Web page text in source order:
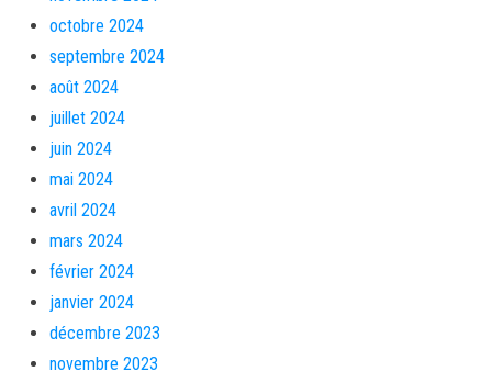
octobre 2024
septembre 2024
août 2024
juillet 2024
juin 2024
mai 2024
avril 2024
mars 2024
février 2024
janvier 2024
décembre 2023
novembre 2023